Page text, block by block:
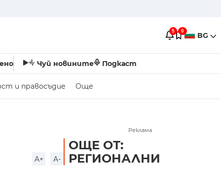
5 0 BG
Чуй новините Подкаст
и правосъдие Още
A+
A-
Реклама
ОЩЕ ОТ:
РЕГИОНАЛНИ